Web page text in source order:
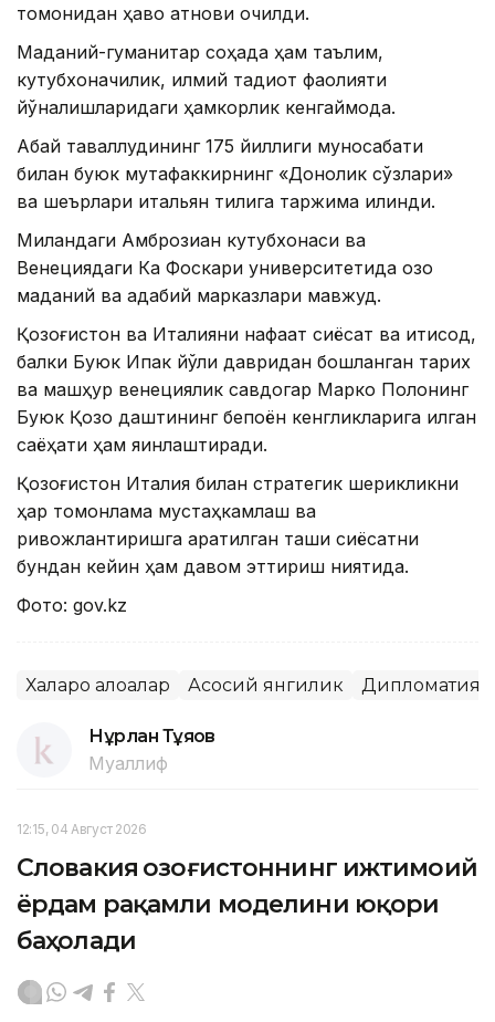
томонидан ҳаво қатнови очилди.
Маданий-гуманитар соҳада ҳам таълим,
кутубхоначилик, илмий тадқиқот фаолияти
йўналишларидаги ҳамкорлик кенгаймоқда.
Абай таваллудининг 175 йиллиги муносабати
билан буюк мутафаккирнинг «Донолик сўзлари»
ва шеърлари итальян тилига таржима қилинди.
Миландаги Амброзиан кутубхонаси ва
Венециядаги Ка Фоскари университетида қозоқ
маданий ва адабий марказлари мавжуд.
Қозоғистон ва Италияни нафақат сиёсат ва иқтисод,
балки Буюк Ипак йўли давридан бошланган тарих
ва машҳур венециялик савдогар Марко Полонинг
Буюк Қозоқ даштининг бепоён кенгликларига қилган
саёҳати ҳам яқинлаштиради.
Қозоғистон Италия билан стратегик шерикликни
ҳар томонлама мустаҳкамлаш ва
ривожлантиришга қаратилган ташқи сиёсатни
бундан кейин ҳам давом эттириш ниятида.
Фото: gov.kz
Халқаро алоқалар Асосий янгилик Дипломатия
Нұрлан Тұяқов
Муаллиф
12:15, 04 Август 2026
Словакия Қозоғистоннинг ижтимоий
ёрдам рақамли моделини юқори
баҳолади